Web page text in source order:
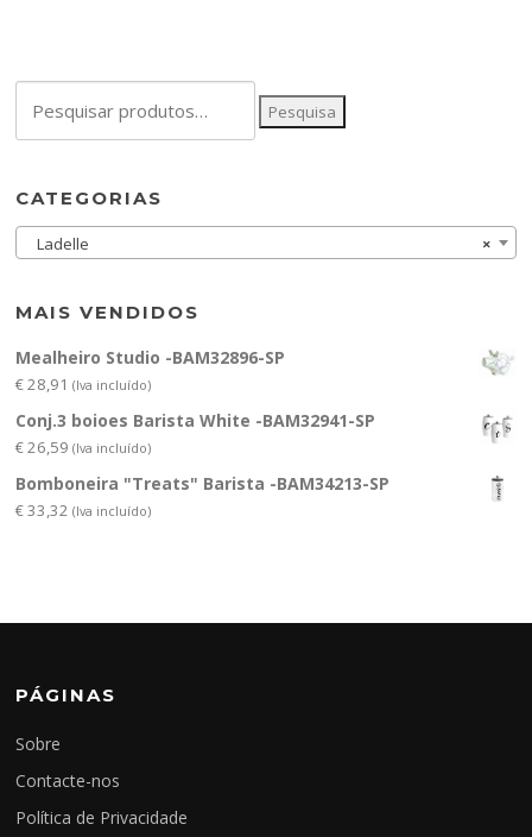
por:
Pesquisa
CATEGORIAS
×
Ladelle
MAIS VENDIDOS
Mealheiro Studio -BAM32896-SP
€28,91 (Iva incluído)
Conj.3 boioes Barista White -BAM32941-SP
€26,59 (Iva incluído)
Bomboneira "Treats" Barista -BAM34213-SP
€33,32 (Iva incluído)
PÁGINAS
Sobre
Contacte-nos
Política de Privacidade